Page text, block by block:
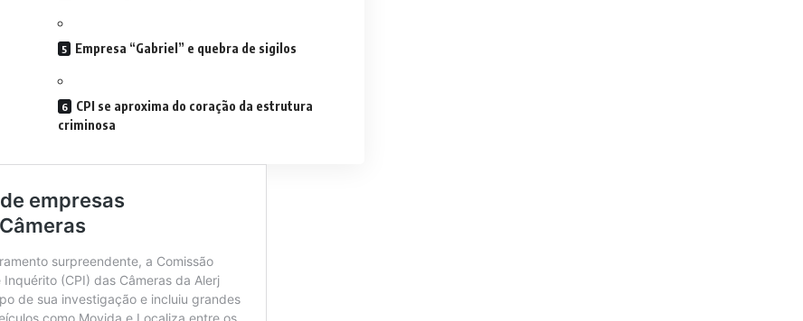
Empresa “Gabriel” e quebra de sigilos
CPI se aproxima do coração da estrutura
criminosa